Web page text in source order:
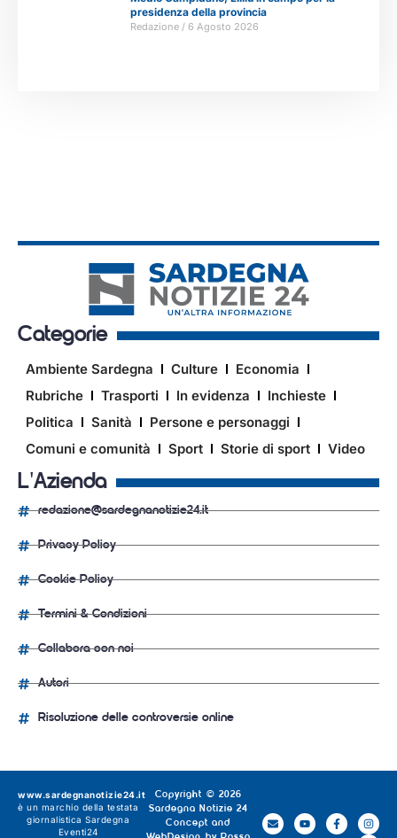
presidenza della provincia
Redazione 6 Agosto 2026
Categorie
Ambiente Sardegna Culture
Economia
Rubriche
Trasporti In evidenza
Inchieste
Politica
Sanità
Persone e personaggi
Comuni e comunità
Sport Storie di sport Video
L'Azienda
redazione@sardegnanotizie24.it
Privacy Policy
Cookie Policy
Termini & Condizioni
Collabora con noi
Autori
Risoluzione delle controversie online
Copyright © 2026
Sardegna Notizie 24
Concept and
www.sardegnanotizie24.it
è un marchio della testata
giornalistica Sardegna
Eventi24